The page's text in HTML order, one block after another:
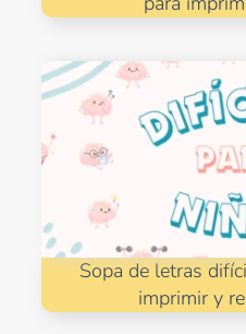
Sopa de letras
imprimir y